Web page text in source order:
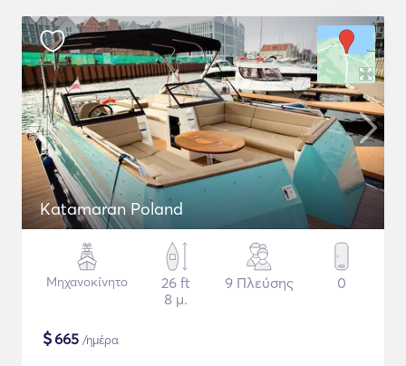
Katamaran Poland
Μηχανοκίνητο
26 ft
8 μ.
9 Πλεύσης 0
$665 /ημέρα